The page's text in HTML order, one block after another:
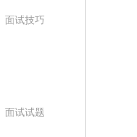
面试技巧
面试试题